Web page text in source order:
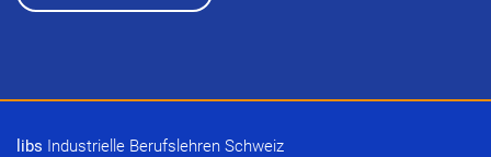
libs Industrielle Berufslehren Schweiz